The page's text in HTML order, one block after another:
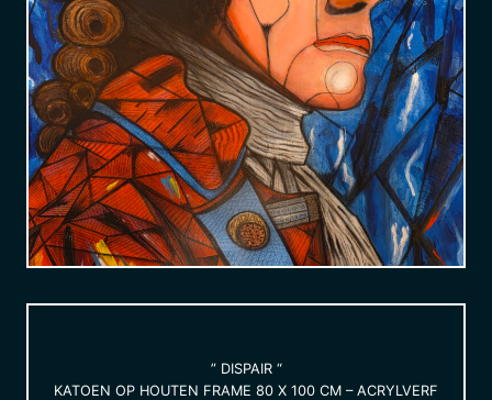
” DISPAIR “
KATOEN OP HOUTEN FRAME 80 X 100 CM – ACRYLVERF